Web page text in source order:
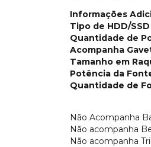
Informações
Tipo de HDD/
Quantidade de
Acompanha
Tamanho em
Potência da
Quantidade de
Não Acompanha
Não acompanha
Não acompanha